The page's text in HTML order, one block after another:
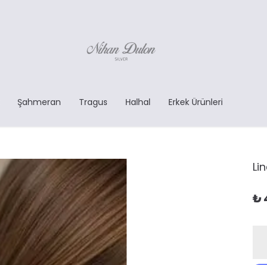
Şahmeran Tragus Halhal Erkek Ürünleri
₺